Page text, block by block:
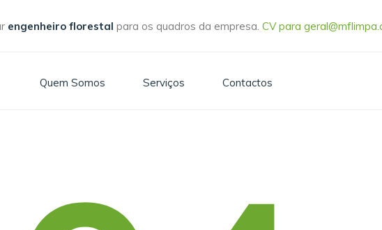
engenheiro florestal para os quadros da empresa.CV para
Quem Somos Serviços Contactos